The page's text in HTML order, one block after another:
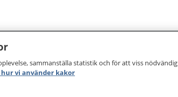
sammanställa statistik och för att viss nödvändig
hur vi använder kakor